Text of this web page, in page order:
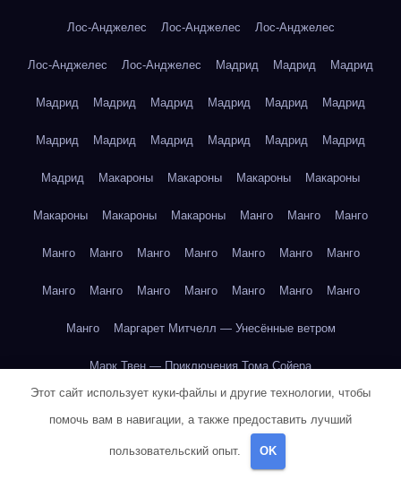
Лос-Анджелес Лос-Анджелес Лос-Анджелес
Лос-Анджелес Лос-Анджелес Мадрид Мадрид Мадрид
Мадрид Мадрид Мадрид Мадрид Мадрид Мадрид
Мадрид Мадрид Мадрид Мадрид Мадрид Мадрид
Мадрид Макароны Макароны Макароны Макароны
Макароны Макароны Макароны Манго Манго Манго
Манго Манго Манго Манго Манго Манго Манго
Манго Манго Манго Манго Манго Манго Манго
Манго Маргарет Митчелл — Унесённые ветром
Марк Твен — Приключения Тома Сойера
Марк Твен — Приключения Тома Сойера
Этот сайт использует куки-файлы и другие технологии, чтобы
помочь вам в навигации, а также предоставить лучший
пользовательский опыт. OK